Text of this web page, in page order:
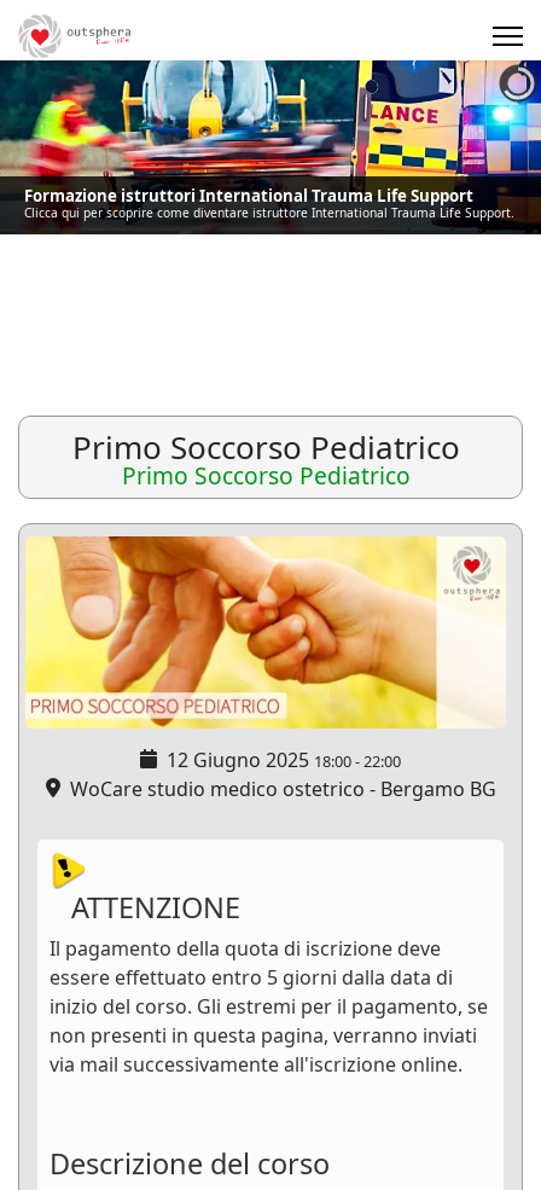
Formazione istruttori International Trauma Life Support
Clicca qui per scoprire come diventare istruttore International Trauma Life Support.
Primo Soccorso Pediatrico
Primo Soccorso Pediatrico
12 Giugno 2025 18:00-22:00
WoCare studio medico ostetrico - Bergamo BG
ATTENZIONE
Il pagamento della quota di iscrizione deve
essere effettuato entro 5 giorni dalla data di
inizio del corso. Gli estremi per il pagamento, se
non presenti in questa pagina, verranno inviati
via mail successivamente all'iscrizione online.
Descrizione del corso